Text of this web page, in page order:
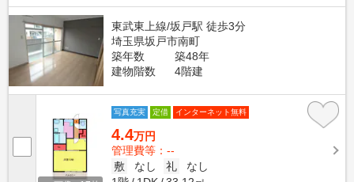
東武東上線/坂戸駅 徒歩3分
埼玉県坂戸市南町
築年数
築48年
建物階数
4階建
写真充実 定借 インターネット無料
4.4万円
管理費等：--
敷
なし 礼
なし